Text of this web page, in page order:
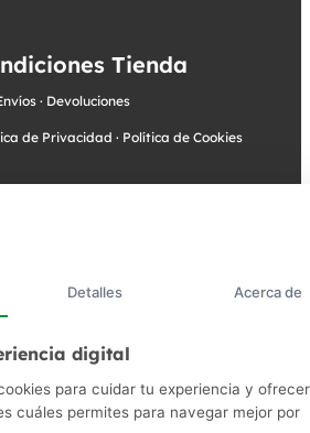
Tienda
· Devoluciones
de Privacidad · Política de Cookies
Detalles Acerca de
digital
para cuidar tu experiencia y
cuáles permites para navegar mejor por